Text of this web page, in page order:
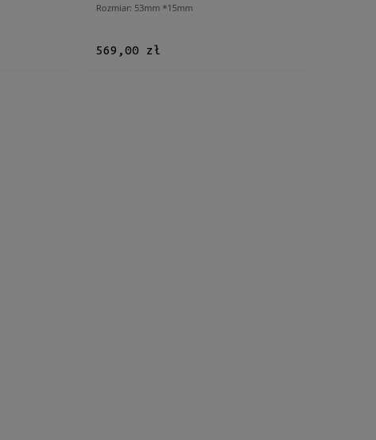
Rozmiar: 53mm *15mm
569,00 zł